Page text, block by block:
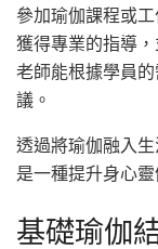
參加瑜伽課程或
獲得專業的指導
老師能根據學員
議。
透過將瑜伽融入
是一種提升身心
基礎瑜伽